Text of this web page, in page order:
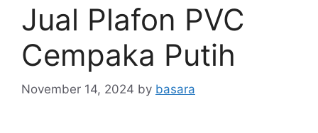
Jual Plafon PVC
Cempaka Putih
November 14, 2024 by basara